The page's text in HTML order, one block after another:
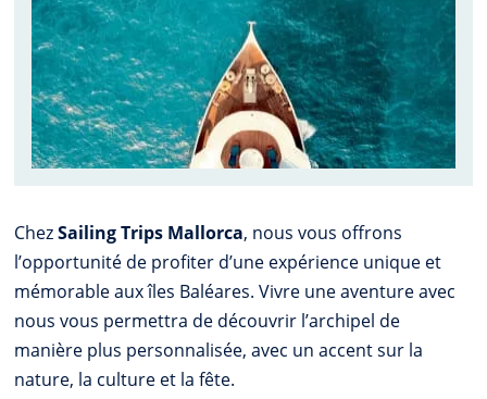
ChezSailing Trips Mallorca, nous vous offrons
l’opportunité de profiter d’une expérience unique et
mémorable aux îles Baléares. Vivre une aventure avec
nous vous permettra de découvrir l’archipel de
manière plus personnalisée, avec un accent sur la
nature, la culture et la fête.